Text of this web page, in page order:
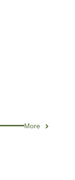
More